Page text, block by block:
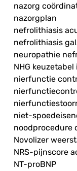
nazorg
nazorgplan
nefrolithiasis
nefrolithiasis
neuropathie
NHG
nierfunctie
niet-
noodprocedure
Novolizer
NRS-pijnscore
NT-proBNP